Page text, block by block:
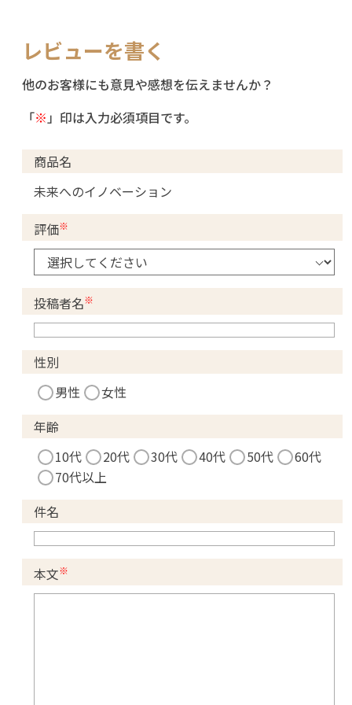
レビューを書く
他のお客様にも意見や感想を伝えませんか？
「※ 」印は入力必須項目です。
商品名
未来へのイノベーション
評価※
投稿者名※
性別
男性
女性
年齢
10代
20代 30代 40代 50代
60代
70代以上
件名
本文※